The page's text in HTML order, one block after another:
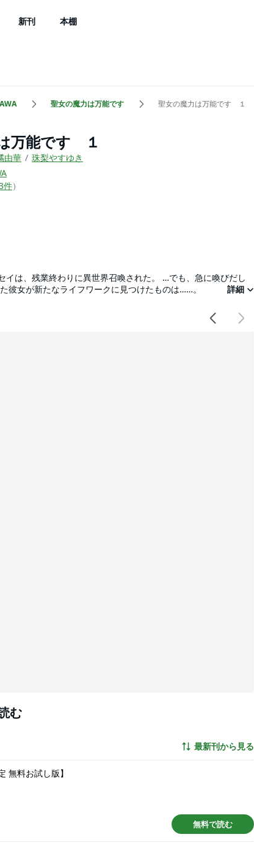
新刊 本棚
聖女の魔力は万能です 聖女の魔力は万能です １
万能です １
由華
珠梨やすゆき
件）
イは、残業終わりに異世界召喚された。 …でも、急に喚びだし
女が新たなライフワークに見つけたものは……。
詳細
む
最新刊から見る
無料お試し版】
無料で読む